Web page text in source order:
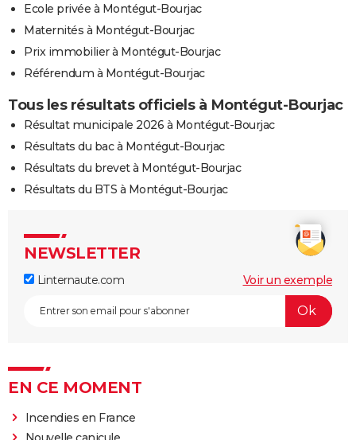
Ecole privée à Montégut-Bourjac
Maternités à Montégut-Bourjac
Prix immobilier à Montégut-Bourjac
Référendum à Montégut-Bourjac
Tous les résultats officiels à Montégut-Bourjac
Résultat municipale 2026 à Montégut-Bourjac
Résultats du bac à Montégut-Bourjac
Résultats du brevet à Montégut-Bourjac
Résultats du BTS à Montégut-Bourjac
NEWSLETTER
Linternaute.com Voir un exemple
EN CE MOMENT
Incendies en France